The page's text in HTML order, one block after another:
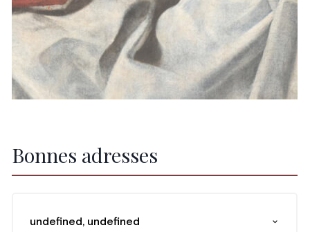
Bonnes adresses
undefined, undefined